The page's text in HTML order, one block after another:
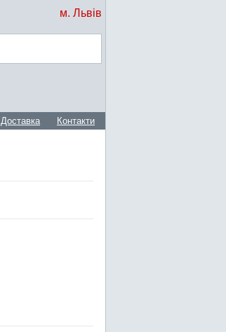
м. Львів
Доставка Контакти